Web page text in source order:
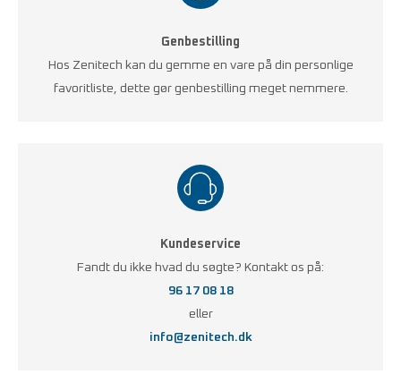
Genbestilling
Hos Zenitech kan du gemme en vare på din personlige
favoritliste, dette gør genbestilling meget nemmere.
Kundeservice
Fandt du ikke hvad du søgte? Kontakt os på:
96 17 08 18
eller
info@zenitech.dk